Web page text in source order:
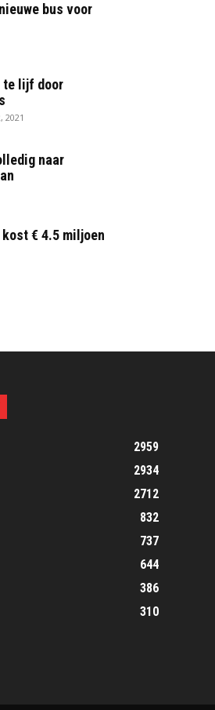
bus voor
lijf door
2021
naar
kost € 4.5 miljoen
2959
2934
2712
832
737
644
386
310